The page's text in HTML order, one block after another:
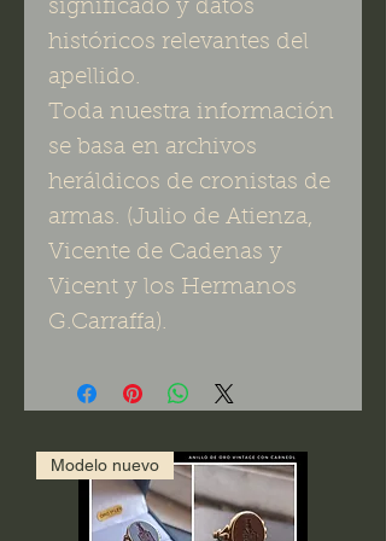
significado y datos
históricos relevantes del
apellido.
Toda nuestra información
se basa en archivos
heráldicos de cronistas de
armas. (Julio de Atienza,
Vicente de Cadenas y
Vicent y los Hermanos
G.Carraffa).
Modelo nuevo